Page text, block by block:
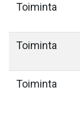
Toiminta
Toiminta
Toiminta